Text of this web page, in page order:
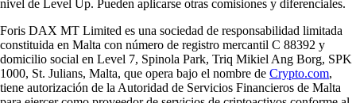
nivel de Level Up. Pueden aplicarse otras comisiones y diferenciales.
Foris DAX MT Limited es una sociedad de responsabilidad limitada
constituida en Malta con número de registro mercantil C 88392 y
domicilio social en Level 7, Spinola Park, Triq Mikiel Ang Borg, SPK
1000, St. Julians, Malta, que opera bajo el nombre de Crypto.com,
tiene autorización de la Autoridad de Servicios Financieros de Malta